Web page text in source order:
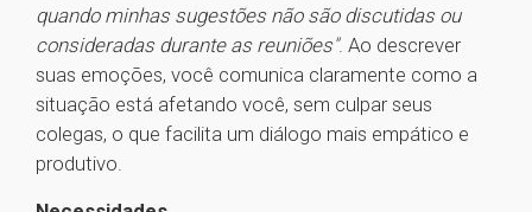
quando minhas sugestões não são discutidas ou
consideradas durante as reuniões". Ao descrever
suas emoções, você comunica claramente como a
situação está afetando você, sem culpar seus
colegas, o que facilita um diálogo mais empático e
produtivo.